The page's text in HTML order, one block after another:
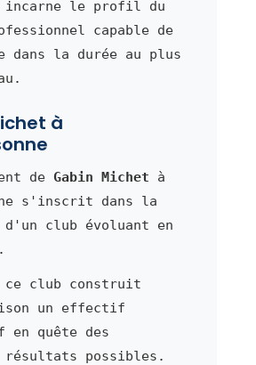
le profil du
capable de
la durée au plus
à
de Gabin Michet à
s'inscrit dans la
d'un club évoluant en
club construit
un effectif
en quête des
résultats possibles.